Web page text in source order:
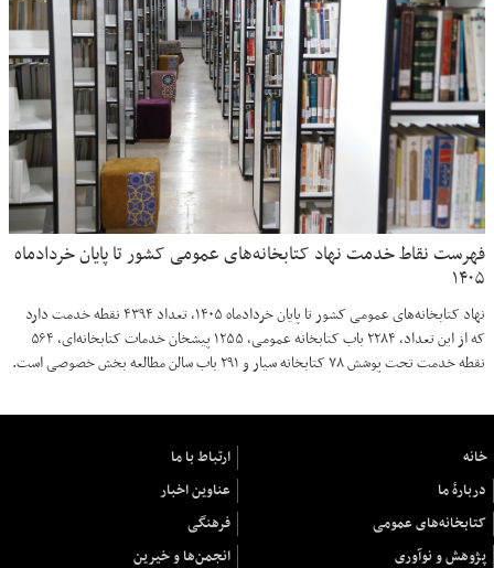
فهرست نقاط خدمت نهاد کتابخانه‌های عمومی کشور تا پایان خردادماه
۱۴۰۵
نهاد کتابخانه‌های عمومی کشور تا پایان خردادماه ۱۴۰۵، تعداد ۴۳۹۴ نقطه خدمت دارد
که از این تعداد، ۲۲۸۴ باب کتابخانه عمومی، ۱۲۵۵ پیشخان خدمات کتابخانه‌ای، ۵۶۴
نقطه خدمت تحت پوشش ۷۸ کتابخانه سیار و ۲۹۱ باب سالن مطالعه بخش خصوصی است.
خانه
ارتباط با ما
دربارهٔ ما
عناوین اخبار
کتابخانه‌های عمومی
فرهنگی
پژوهش و نوآوری
انجمن‌ها و خیرین